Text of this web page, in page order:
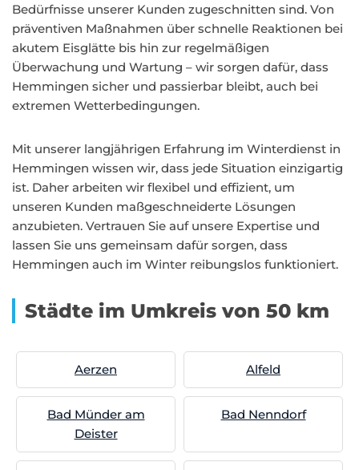
Bedürfnisse unserer Kunden zugeschnitten sind. Von
präventiven Maßnahmen über schnelle Reaktionen bei
akutem Eisglätte bis hin zur regelmäßigen
Überwachung und Wartung – wir sorgen dafür, dass
Hemmingen sicher und passierbar bleibt, auch bei
extremen Wetterbedingungen.
Mit unserer langjährigen Erfahrung im Winterdienst in
Hemmingen wissen wir, dass jede Situation einzigartig
ist. Daher arbeiten wir flexibel und effizient, um
unseren Kunden maßgeschneiderte Lösungen
anzubieten. Vertrauen Sie auf unsere Expertise und
lassen Sie uns gemeinsam dafür sorgen, dass
Hemmingen auch im Winter reibungslos funktioniert.
Städte im Umkreis von 50 km
Aerzen Alfeld
Bad Münder am
Deister
Bad Nenndorf